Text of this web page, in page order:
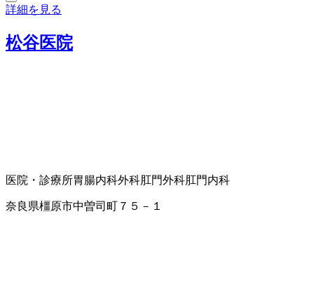
詳細を見る
松谷医院
医院・診療所胃腸内科外科肛門外科肛門内科
奈良県橿原市中曽司町７５－１